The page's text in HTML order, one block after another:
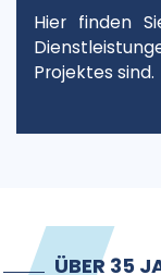
Hier finden
Projektes sind.
ÜBER 35